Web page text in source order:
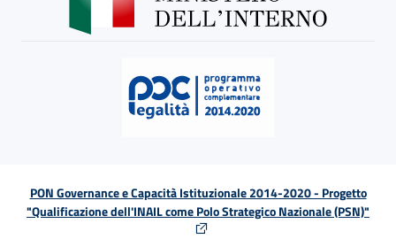
PON Governance e Capacità Istituzionale 2014-2020 - Progetto
"Qualificazione dell'INAIL come Polo Strategico Nazionale (PSN)"